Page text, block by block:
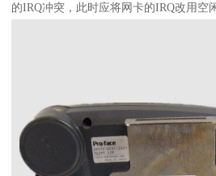
的IRQ冲突，此时应将网卡的IRQ改用空